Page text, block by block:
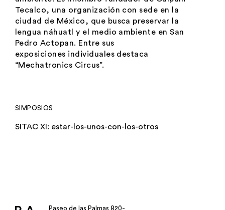
Tecalco, una organización con sede en la
ciudad de México, que busca preservar la
lengua náhuatl y el medio ambiente en San
Pedro Actopan. Entre sus
exposiciones individuales destaca
“Mechatronics Circus”.
SIMPOSIOS
SITAC XI: estar-los-unos-con-los-otros
Paseo de las Palmas 820-